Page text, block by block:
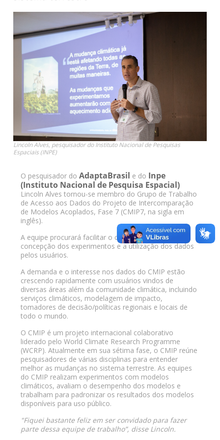
Lincoln Alves, pesquisador do Instituto Nacional de Pesquisas
Espaciais (INPE)
O pesquisador do AdaptaBrasil e do Inpe
(Instituto Nacional de Pesquisa Espacial)
Lincoln Alves tornou-se membro do Grupo de Trabalho
de Acesso aos Dados do Projeto de Intercomparação
de Modelos Acoplados, Fase 7 (CMIP7, na sigla em
inglês).
A equipe procurará facilitar o caminho entre a
concepção dos experimentos e a utilização dos dados
pelos usuários.
A demanda e o interesse nos dados do CMIP estão
crescendo rapidamente com usuários vindos de
diversas áreas além da comunidade climática, incluindo
serviços climáticos, modelagem de impacto,
tomadores de decisão/políticas regionais e locais de
todo o mundo.
O CMIP é um projeto internacional colaborativo
liderado pelo World Climate Research Programme
(WCRP). Atualmente em sua sétima fase, o CMIP reúne
pesquisadores de várias disciplinas para entender
melhor as mudanças no sistema terrestre. As equipes
do CMIP realizam experimentos com modelos
climáticos, avaliam o desempenho dos modelos e
trabalham para padronizar os resultados dos modelos
disponíveis para uso público.
"Fiquei bastante feliz em ser convidado para fazer
parte dessa equipe de trabalho”, disse Lincoln.